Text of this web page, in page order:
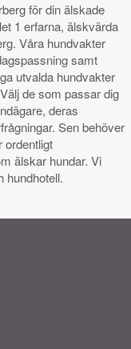
för din älskade
1 erfarna, älskvärda
Våra hundvakter
samt
utvalda hundvakter
de som passar dig
deras
Sen behöver
ordentligt
älskar hundar. Vi
hundhotell.